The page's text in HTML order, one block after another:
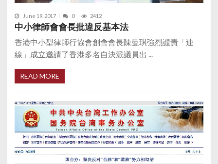
June 19, 2017 0 2412
中小律師會會長批違反基本法
香港中小型律師行協會創會會長陳曼琪強烈譴責「連
線」成立邀請了香港多名自決派議員出 ...
READ MORE